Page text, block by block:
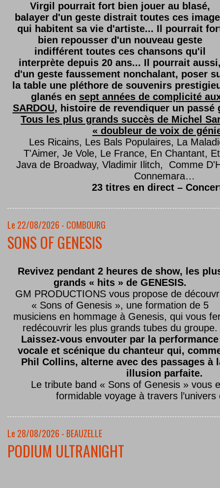
Virgil pourrait fort bien jouer au blasé,
balayer d'un geste distrait toutes ces
qui habitent sa vie d'artiste... Il pourrait
bien repousser d'un nouveau geste
indifférent toutes ces chansons qu'il
interprète depuis 20 ans... Il pourrait
d'un geste faussement nonchalant, poser
la table une pléthore de souvenirs
glanés en sept années de complicité
SARDOU, histoire de revendiquer un passé
Tous les plus grands succès de Michel
« doubleur de voix de
Les Ricains, Les Bals Populaires, La
T'Aimer, Je Vole, Le France, En Chantant,
Java de Broadway, Vladimir Ilitch, Comme
Connemara…
23 titres en direct –
Le 22/08/2026 - COMBOURG
SONS OF GENESIS
Revivez pendant 2 heures de show, les
grands « hits » de GENESIS.
GM PRODUCTIONS vous propose de
« Sons of Genesis », une formation de 5
musiciens en hommage à Genesis, qui vous
redécouvrir les plus grands tubes du groupe.
Laissez-vous envouter par la performance
vocale et scénique du chanteur qui,
Phil Collins, alterne avec des passages à
illusion parfaite.
Le tribute band « Sons of Genesis » vous
formidable voyage à travers l’univers
Le 28/08/2026 - BEAUZELLE
PODIUM ULTRANIGHT